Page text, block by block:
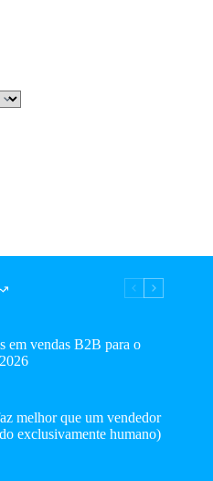
em vendas B2B para o
melhor que um vendedor
exclusivamente humano)